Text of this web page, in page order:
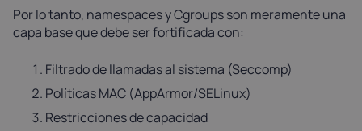
Por lo tanto, namespaces y Сgroups son meramente una
capa base que debe ser fortificada con:
Filtrado de llamadas al sistema (Seccomp)
Políticas MAC (AppArmor/SELinux)
Restricciones de capacidad